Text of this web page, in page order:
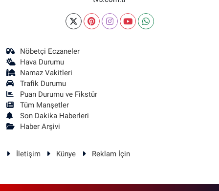
Nöbetçi Eczaneler
Hava Durumu
Namaz Vakitleri
Trafik Durumu
Puan Durumu ve Fikstür
Tüm Manşetler
Son Dakika Haberleri
Haber Arşivi
İletişim Künye Reklam İçin